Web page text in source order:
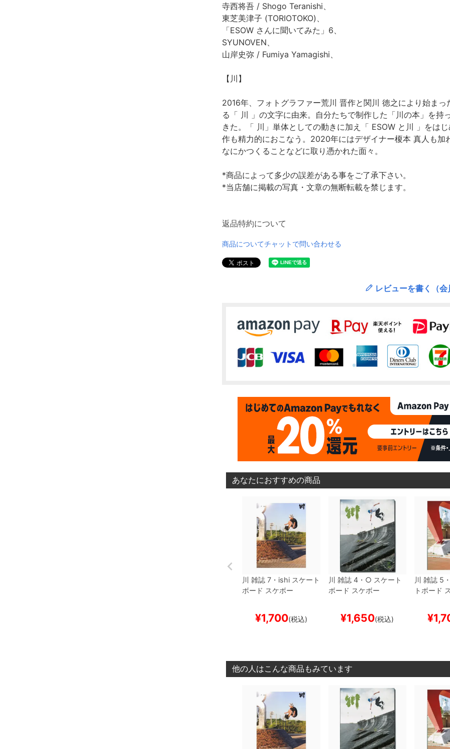
寺西将吾 / Shogo Teranishi、
東芝美津子 (TORIOTOKO)、
「ESOW さんに聞いてみた」6、
SYUNOVEN、
山岸史弥 / Fumiya Yamagishi、
【川】
2016年、フォトグラファー荒川 晋作と関川 徳之により始ま
る「 川 」の文字に由来。自分たちで制作した「川の本」を持
きた。「 川」単体としての動きに加え「 ESOW と川 」をは
作も精力的におこなう。2020年にはデザイナー榎本 真人も加
なにかつくることなどに取り憑かれた面々。
*商品によって多少の誤差がある事をご了承下さい。
*当店舗に掲載の写真・文章の無断転載を禁じます。
返品特約について
商品についてチャットで問い合わせる
レビューを書く（会
あなたにおすすめの商品
川 雑誌 7・ishi スケート
ボード スケボー
¥1,700(税込)
川 雑誌4・○ スケート
ボード スケボー
¥1,650(税込)
川 雑誌 5
トボード
¥
他の人はこんな商品もみています